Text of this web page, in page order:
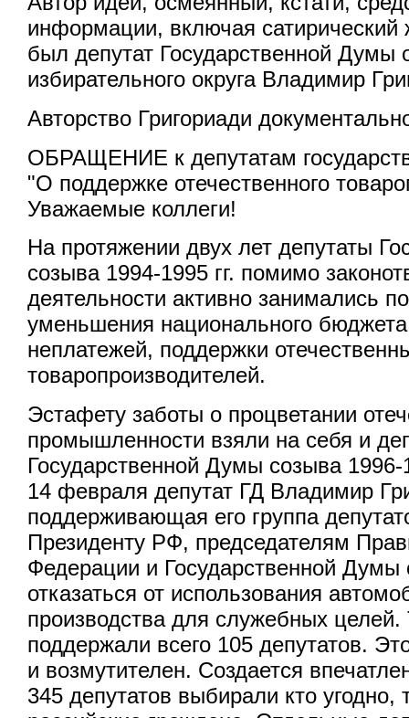
информации, включая сатирический
был депутат Государственной Думы
избирательного округа Владимир
Авторство Григориади
ОБРАЩЕНИЕ к депутатам
"О поддержке отечественного
Уважаемые коллеги!
На протяжении двух лет депутаты
созыва 1994-1995 гг. помимо
деятельности активно занимались
уменьшения национального
неплатежей, поддержки
товаропроизводителей.
Эстафету заботы о процветании
промышленности взяли на себя и
Государственной Думы созыва 1996-
14 февраля депутат ГД Владимир
поддерживающая его группа
Президенту РФ, председателям
Федерации и Государственной Думы
отказаться от использования
производства для служебных целей.
поддержали всего 105 депутатов.
и возмутителен. Создается
345 депутатов выбирали кто угодно,